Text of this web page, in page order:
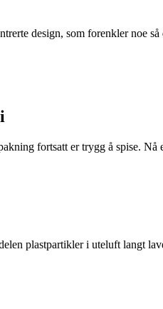
design, som forenkler noe så
fortsatt er trygg å spise.
plastpartikler i uteluft langt